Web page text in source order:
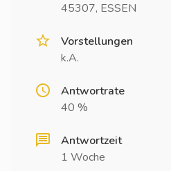
45307, ESSEN
Vorstellungen
k.A.
Antwortrate
40 %
Antwortzeit
1 Woche